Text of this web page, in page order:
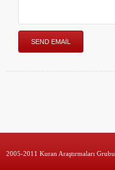
2005-2011 Kuran Araştırmaları Grubu